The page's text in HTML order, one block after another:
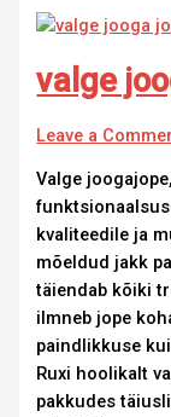
valge
Leave a
Valge
kvaliteedile ja
mõeldud jakk
täiendab kõiki
ilmneb jope
paindlikkuse
Ruxi hoolikalt
pakkudes